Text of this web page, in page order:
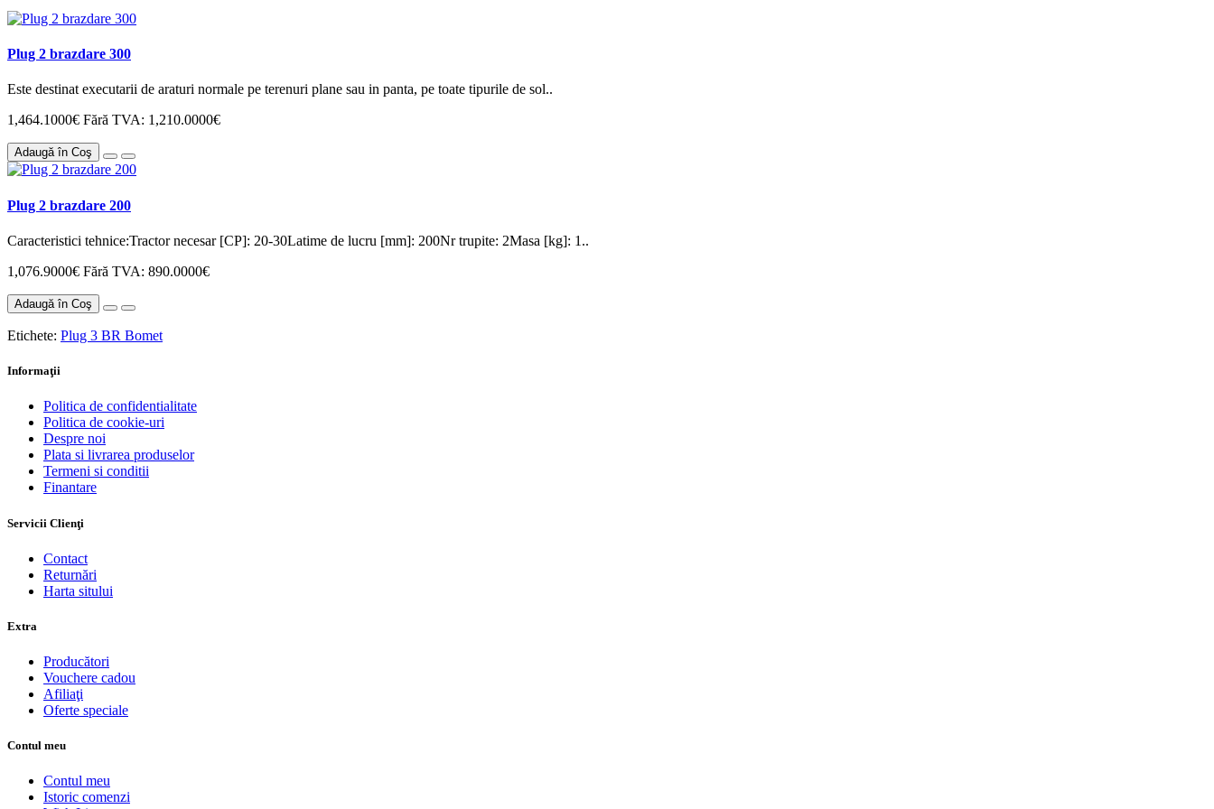
Plug 2 brazdare 300
Este destinat executarii de araturi normale pe terenuri plane sau in panta, pe toate tipurile de sol..
1,464.1000€ Fără TVA: 1,210.0000€
Adaugă în Coş
Plug 2 brazdare 200
Caracteristici tehnice:Tractor necesar [CP]: 20-30Latime de lucru [mm]: 200Nr trupite: 2Masa [kg]: 1..
1,076.9000€ Fără TVA: 890.0000€
Adaugă în Coş
Etichete: Plug 3 BR Bomet
Informaţii
Politica de confidentialitate
Politica de cookie-uri
Despre noi
Plata si livrarea produselor
Termeni si conditii
Finantare
Servicii Clienţi
Contact
Returnări
Harta sitului
Extra
Producători
Vouchere cadou
Afiliaţi
Oferte speciale
Contul meu
Contul meu
Istoric comenzi